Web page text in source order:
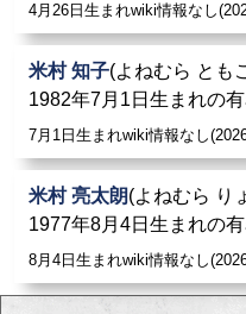
4月26日生まれwiki情報なし
米村 知子(よねむら とも
1982年7月1日生まれの
7月1日生まれwiki情報なし
米村 亮太朗(よねむら り
1977年8月4日生まれの
8月4日生まれwiki情報なし